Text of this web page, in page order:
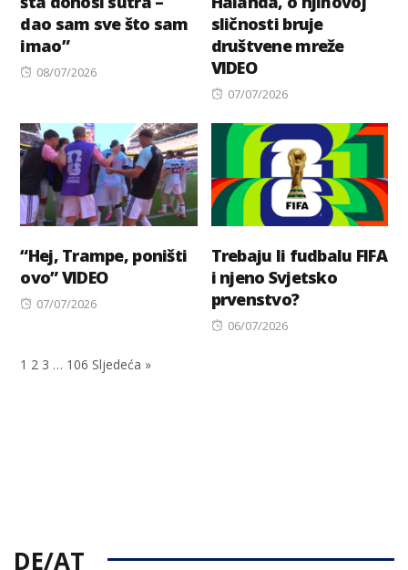
dao sam sve što sam
imao”
Posted
08/07/2026
sličnosti bruje
društvene mreže
VIDEO
Posted
07/07/2026
“Hej, Trampe, poništi
ovo” VIDEO
Posted
07/07/2026
Trebaju li fudbalu FIFA
i njeno Svjetsko
prvenstvo?
Posted
06/07/2026
1 2 3 … 106 Sljedeća »
DE/AT